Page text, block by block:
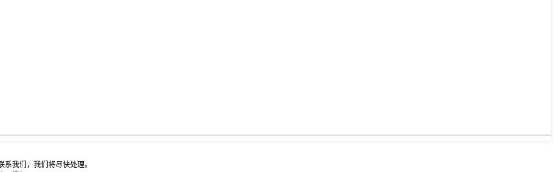
我们，我们将尽快处理。